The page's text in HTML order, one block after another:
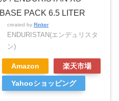
BASE PACK 6.5 LITER
created by Rinker
ENDURISTAN(エンデュリスタ
ン)
Amazon 楽天市場
Yahooショッピング